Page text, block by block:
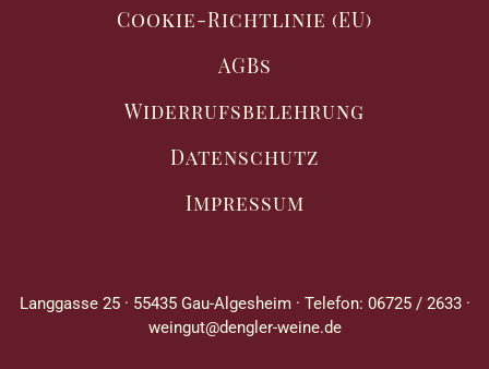
Cookie-Richtlinie (EU)
AGBs
Widerrufsbelehrung
Datenschutz
Impressum
Langgasse 25 · 55435 Gau-Algesheim · Telefon: 06725 / 2633 ·
weingut@dengler-weine.de